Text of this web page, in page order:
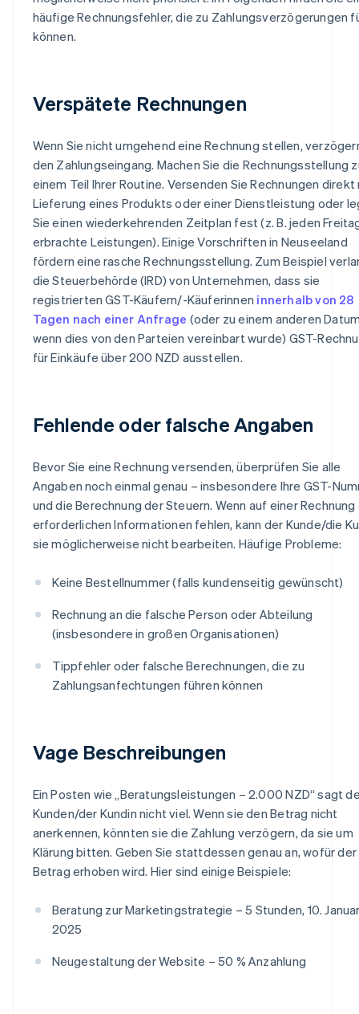
häufige Rechnungsfehler, die zu Zahlungsverzögerungen
können.
Verspätete Rechnungen
Wenn Sie nicht umgehend eine Rechnung stellen,
den Zahlungseingang. Machen Sie die Rechnungsstellung
einem Teil Ihrer Routine. Versenden Sie Rechnungen direkt
Lieferung eines Produkts oder einer Dienstleistung oder
Sie einen wiederkehrenden Zeitplan fest (z. B. jeden
erbrachte Leistungen). Einige Vorschriften in Neuseeland
fördern eine rasche Rechnungsstellung. Zum Beispiel
die Steuerbehörde (IRD) von Unternehmen, dass sie
registrierten GST-Käufern/-Käuferinnen innerhalb von 28
Tagen nach einer Anfrage (oder zu einem anderen
wenn dies von den Parteien vereinbart wurde) GST-
für Einkäufe über 200 NZD ausstellen.
Fehlende oder falsche Angaben
Bevor Sie eine Rechnung versenden, überprüfen Sie alle
Angaben noch einmal genau – insbesondere Ihre GST-
und die Berechnung der Steuern. Wenn auf einer Rechnung
erforderlichen Informationen fehlen, kann der Kunde/die
sie möglicherweise nicht bearbeiten. Häufige Probleme:
Keine Bestellnummer (falls kundenseitig gewünscht)
Rechnung an die falsche Person oder Abteilung
(insbesondere in großen Organisationen)
Tippfehler oder falsche Berechnungen, die zu
Zahlungsanfechtungen führen können
Vage Beschreibungen
Ein Posten wie „Beratungsleistungen – 2.000 NZD“ sagt
Kunden/der Kundin nicht viel. Wenn sie den Betrag nicht
anerkennen, könnten sie die Zahlung verzögern, da sie um
Klärung bitten. Geben Sie stattdessen genau an, wofür der
Betrag erhoben wird. Hier sind einige Beispiele:
Beratung zur Marketingstrategie – 5 Stunden, 10.
2025
Neugestaltung der Website – 50 % Anzahlung